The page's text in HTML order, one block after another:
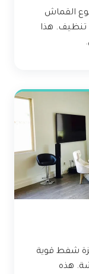
القماش
تنظيف. هذا
شفط قوية
هذه